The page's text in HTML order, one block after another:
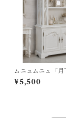
ムニュムニュ「月
0センチ
¥5,500